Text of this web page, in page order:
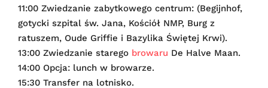
11:00 Zwiedzanie zabytkowego centrum: (Begijnhof,
gotycki szpital św. Jana, Kościół NMP, Burg z
ratuszem, Oude Griffie i Bazylika Świętej Krwi).
13:00 Zwiedzanie starego browaru De Halve Maan.
14:00 Opcja: lunch w browarze.
15:30 Transfer na lotnisko.